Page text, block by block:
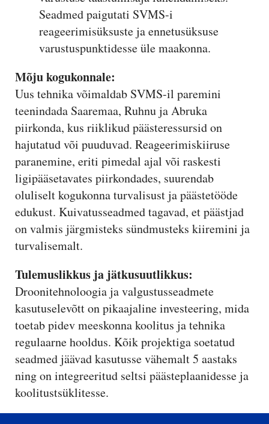
Seadmed paigutati SVMS-i
reageerimisüksuste ja ennetusüksuse
varustuspunktidesse üle maakonna.
Mõju kogukonnale:
Uus tehnika võimaldab SVMS-il paremini
teenindada Saaremaa, Ruhnu ja Abruka
piirkonda, kus riiklikud päästeressursid on
hajutatud või puuduvad. Reageerimiskiiruse
paranemine, eriti pimedal ajal või raskesti
ligipääsetavates piirkondades, suurendab
oluliselt kogukonna turvalisust ja päästetööde
edukust. Kuivatusseadmed tagavad, et päästjad
on valmis järgmisteks sündmusteks kiiremini ja
turvalisemalt.
Tulemuslikkus ja jätkusuutlikkus:
Droonitehnoloogia ja valgustusseadmete
kasutuselevõtt on pikaajaline investeering, mida
toetab pidev meeskonna koolitus ja tehnika
regulaarne hooldus. Kõik projektiga soetatud
seadmed jäävad kasutusse vähemalt 5 aastaks
ning on integreeritud seltsi päästeplaanidesse ja
koolitustsüklitesse.